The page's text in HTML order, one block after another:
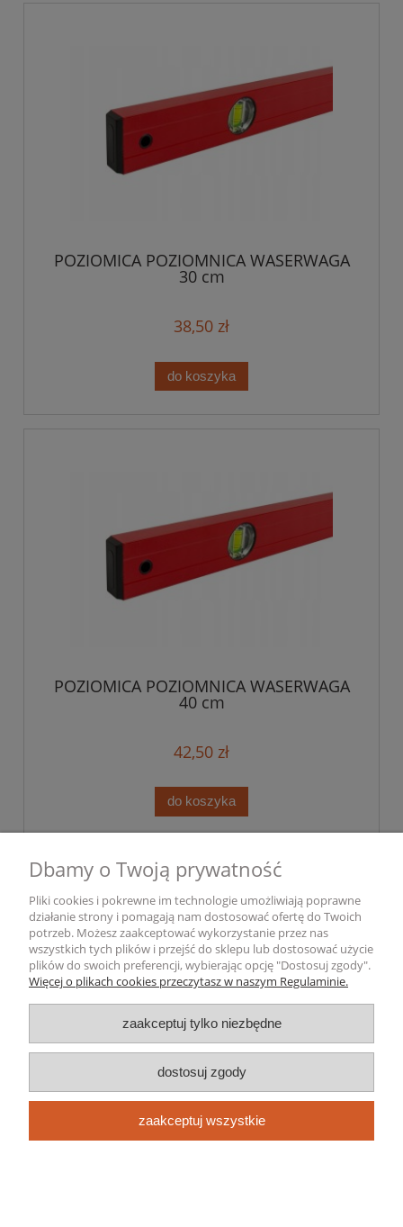
POZIOMICA POZIOMNICA WASERWAGA
30 cm
38,50 zł
do koszyka
POZIOMICA POZIOMNICA WASERWAGA
40 cm
42,50 zł
do koszyka
POZIOMICA POZIOMNICA WASERWAGA
60 cm
Dbamy o Twoją prywatność
Pliki cookies i pokrewne im technologie umożliwiają poprawne
działanie strony i pomagają nam dostosować ofertę do Twoich
potrzeb. Możesz zaakceptować wykorzystanie przez nas
wszystkich tych plików i przejść do sklepu lub dostosować użycie
plików do swoich preferencji, wybierając opcję "Dostosuj zgody".
Więcej o plikach cookies przeczytasz w naszym Regulaminie.
zaakceptuj tylko niezbędne
dostosuj zgody
zaakceptuj wszystkie